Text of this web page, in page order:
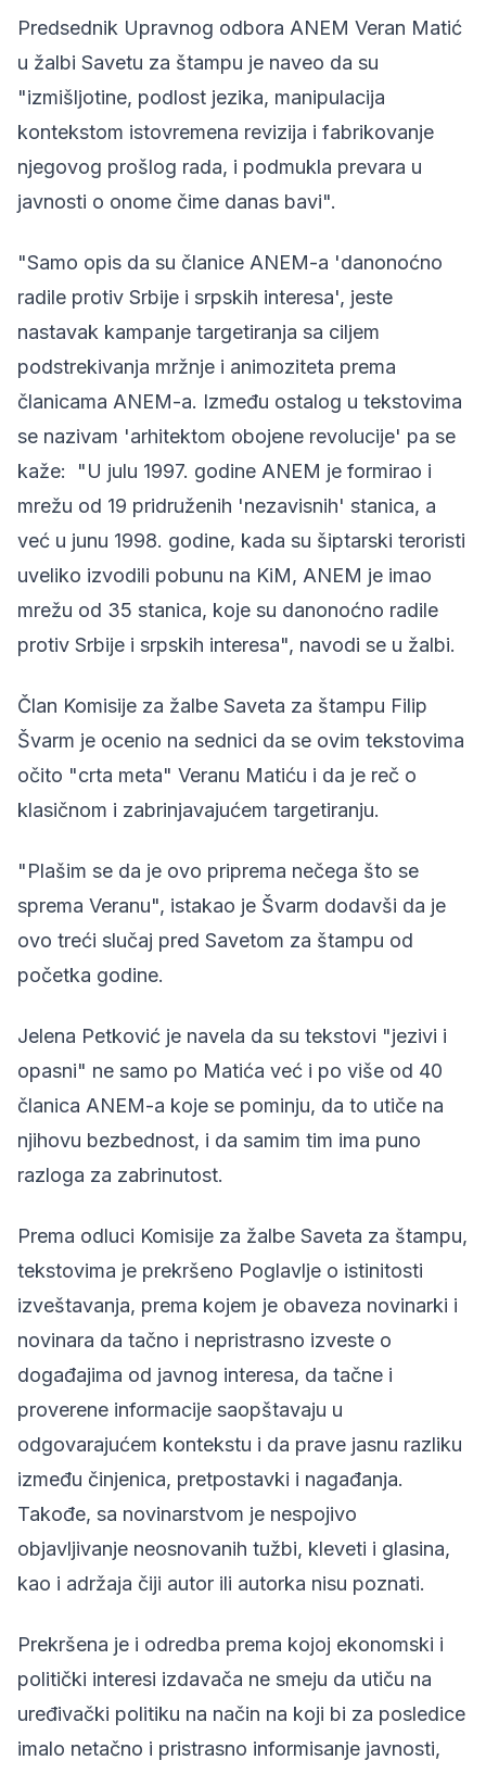
Predsednik Upravnog odbora ANEM Veran Matić
u žalbi Savetu za štampu je naveo da su
"izmišljotine, podlost jezika, manipulacija
kontekstom istovremena revizija i fabrikovanje
njegovog prošlog rada, i podmukla prevara u
javnosti o onome čime danas bavi".
"Samo opis da su članice ANEM-a 'danonoćno
radile protiv Srbije i srpskih interesa', jeste
nastavak kampanje targetiranja sa ciljem
podstrekivanja mržnje i animoziteta prema
članicama ANEM-a. Između ostalog u tekstovima
se nazivam 'arhitektom obojene revolucije' pa se
kaže: "U julu 1997. godine ANEM je formirao i
mrežu od 19 pridruženih 'nezavisnih' stanica, a
već u junu 1998. godine, kada su šiptarski teroristi
uveliko izvodili pobunu na KiM, ANEM je imao
mrežu od 35 stanica, koje su danonoćno radile
protiv Srbije i srpskih interesa", navodi se u žalbi.
Član Komisije za žalbe Saveta za štampu Filip
Švarm je ocenio na sednici da se ovim tekstovima
očito "crta meta" Veranu Matiću i da je reč o
klasičnom i zabrinjavajućem targetiranju.
"Plašim se da je ovo priprema nečega što se
sprema Veranu", istakao je Švarm dodavši da je
ovo treći slučaj pred Savetom za štampu od
početka godine.
Jelena Petković je navela da su tekstovi "jezivi i
opasni" ne samo po Matića već i po više od 40
članica ANEM-a koje se pominju, da to utiče na
njihovu bezbednost, i da samim tim ima puno
razloga za zabrinutost.
Prema odluci Komisije za žalbe Saveta za štampu,
tekstovima je prekršeno Poglavlje o istinitosti
izveštavanja, prema kojem je obaveza novinarki i
novinara da tačno i nepristrasno izveste o
događajima od javnog interesa, da tačne i
proverene informacije saopštavaju u
odgovarajućem kontekstu i da prave jasnu razliku
između činjenica, pretpostavki i nagađanja.
Takođe, sa novinarstvom je nespojivo
objavljivanje neosnovanih tužbi, kleveti i glasina,
kao i adržaja čiji autor ili autorka nisu poznati.
Prekršena je i odredba prema kojoj ekonomski i
politički interesi izdavača ne smeju da utiču na
uređivački politiku na način na koji bi za posledice
imalo netačno i pristrasno informisanje javnosti,